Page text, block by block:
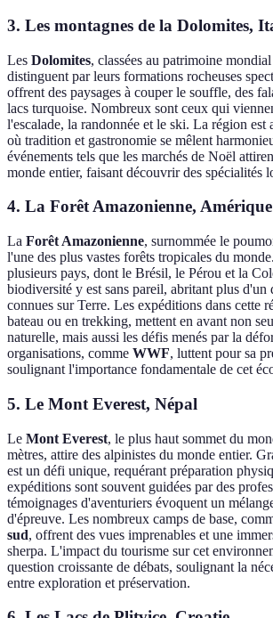
3. Les montagnes de la Dolomites,
Les Dolomites, classées au patrimoine
distinguent par leurs formations rocheuses
offrent des paysages à couper le souffle, des
lacs turquoise. Nombreux sont ceux qui
l'escalade, la randonnée et le ski. La région est
où tradition et gastronomie se mêlent
événements tels que les marchés de Noël
monde entier, faisant découvrir des spécialités
4. La Forêt Amazonienne,
La Forêt Amazonienne, surnommée le
l'une des plus vastes forêts tropicales du
plusieurs pays, dont le Brésil, le Pérou et la
biodiversité y est sans pareil, abritant plus d'un
connues sur Terre. Les expéditions dans cette
bateau ou en trekking, mettent en avant non
naturelle, mais aussi les défis menés par la
organisations, comme WWF, luttent pour sa
soulignant l'importance fondamentale de cet
5. Le Mont Everest, Népal
Le Mont Everest, le plus haut sommet du
mètres, attire des alpinistes du monde entier.
est un défi unique, requérant préparation
expéditions sont souvent guidées par des
témoignages d'aventuriers évoquent un
d'épreuve. Les nombreux camps de base,
sud, offrent des vues imprenables et une
sherpa. L'impact du tourisme sur cet
question croissante de débats, soulignant la
entre exploration et préservation.